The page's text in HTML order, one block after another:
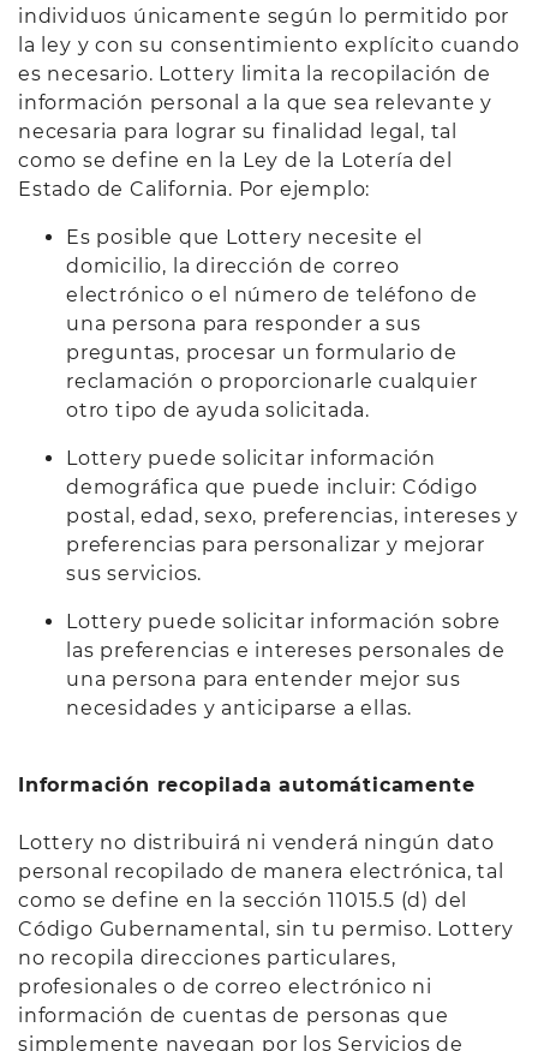
individuos únicamente según lo permitido por
la ley y con su consentimiento explícito cuando
es necesario. Lottery limita la recopilación de
información personal a la que sea relevante y
necesaria para lograr su finalidad legal, tal
como se define en la Ley de la Lotería del
Estado de California. Por ejemplo:
Es posible que Lottery necesite el
domicilio, la dirección de correo
electrónico o el número de teléfono de
una persona para responder a sus
preguntas, procesar un formulario de
reclamación o proporcionarle cualquier
otro tipo de ayuda solicitada.
Lottery puede solicitar información
demográfica que puede incluir: Código
postal, edad, sexo, preferencias, intereses y
preferencias para personalizar y mejorar
sus servicios.
Lottery puede solicitar información sobre
las preferencias e intereses personales de
una persona para entender mejor sus
necesidades y anticiparse a ellas.
Información recopilada automáticamente
Lottery no distribuirá ni venderá ningún dato
personal recopilado de manera electrónica, tal
como se define en la sección 11015.5 (d) del
Código Gubernamental, sin tu permiso. Lottery
no recopila direcciones particulares,
profesionales o de correo electrónico ni
información de cuentas de personas que
simplemente navegan por los Servicios de